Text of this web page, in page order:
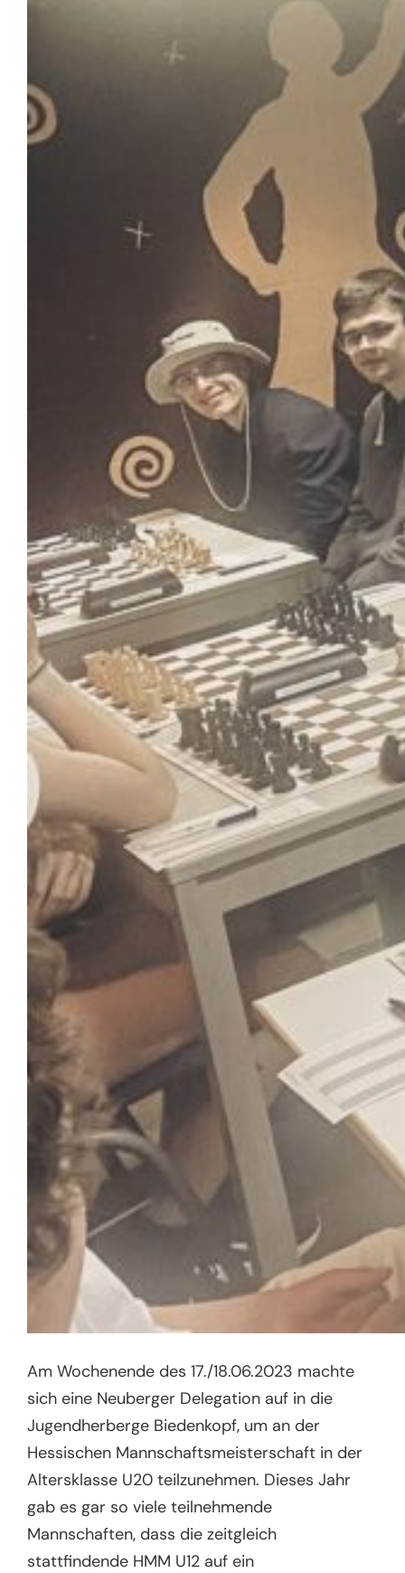
Am Wochenende des 17./18.06.2023 machte
sich eine Neuberger Delegation auf in die
Jugendherberge Biedenkopf, um an der
Hessischen Mannschaftsmeisterschaft in der
Altersklasse U20 teilzunehmen. Dieses Jahr
gab es gar so viele teilnehmende
Mannschaften, dass die zeitgleich
stattfindende HMM U12 auf ein